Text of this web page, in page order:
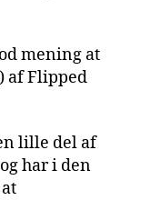
mening at
af Flipped
lille del af
har i den